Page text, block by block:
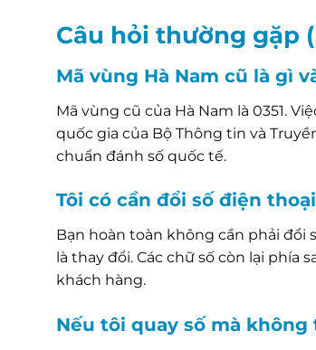
Câu hỏi thường gặp
Mã vùng Hà Nam cũ là gì
Mã vùng cũ của Hà Nam là 0351.
quốc gia của Bộ Thông tin và
chuẩn đánh số quốc tế.
Tôi có cần đổi số điện
Bạn hoàn toàn không cần phải đổi
là thay đổi. Các chữ số còn lại
khách hàng.
Nếu tôi quay số mà